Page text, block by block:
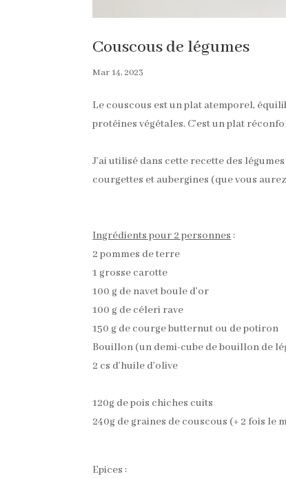
Couscous de légumes
Mar 14, 2023
Le couscous est un plat atemporel,
protéines végétales. C’est un plat
J’ai utilisé dans cette recette des
courgettes et aubergines (que vous
Ingrédients pour 2 personnes :
2 pommes de terre
1 grosse carotte
100 g de navet boule d’or
100 g de céleri rave
150 g de courge butternut ou de potiron
Bouillon (un demi-cube de bouillon de
2 cs d’huile d’olive
120g de pois chiches cuits
240g de graines de couscous (+ 2 fois le
Epices :